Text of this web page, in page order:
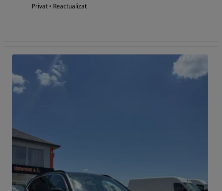
Privat • Reactualizat